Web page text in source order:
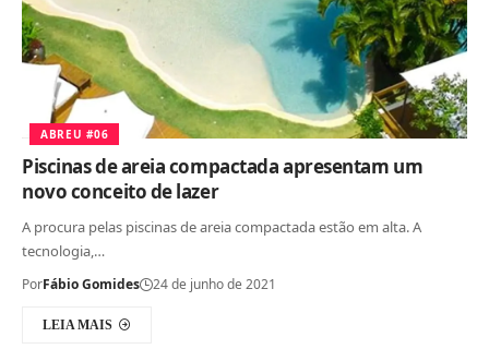
ABREU #06
Piscinas de areia compactada apresentam um
novo conceito de lazer
A procura pelas piscinas de areia compactada estão em alta. A
tecnologia,…
PorFábio Gomides 24 de junho de 2021
LEIA MAIS